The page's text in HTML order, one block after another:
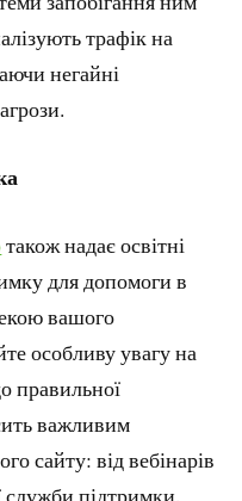
трафік на
негайні
також надає освітні
для допомоги в
вашого
особливу увагу на
правильної
важливим
сайту: від вебінарів
служби підтримки.